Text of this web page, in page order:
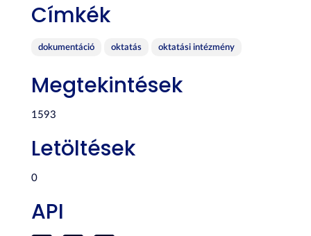
Címkék
dokumentáció oktatás oktatási intézmény
Megtekintések
1593
Letöltések
0
API